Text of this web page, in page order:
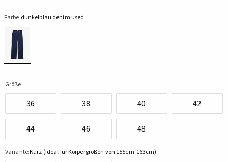
Farbe:dunkelblau denim used
Größe:
36 38 40 42
44 46 48
Variante:Kurz (Ideal für Körpergrößen von 155cm-163cm)